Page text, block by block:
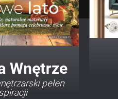
Twój Styl
inspiracje w
stylach